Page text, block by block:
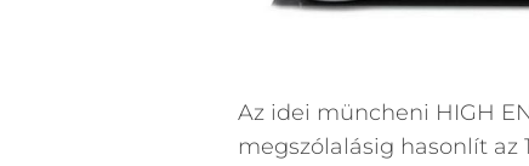
Az idei müncheni HIGH
megszólalásig hasonlít az